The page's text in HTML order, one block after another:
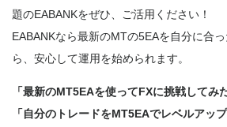
題のEABANKをぜひ、ご活用ください！
EABANKなら最新のMTの5EAを自分に合
ら、安心して運用を始められます。
「最新のMT5EAを使ってFXに挑戦してみ
「自分のトレードをMT5EAでレベルアップ